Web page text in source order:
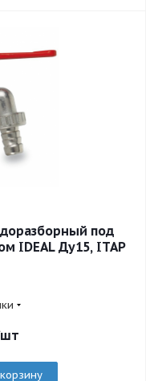
под
IDEAL Ду15, ITAP